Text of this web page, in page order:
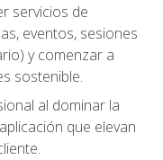
servicios de
eventos, sesiones
y comenzar a
sostenible.
al dominar la
que elevan